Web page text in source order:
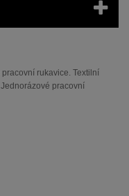
rukavice. Textilní
pracovní